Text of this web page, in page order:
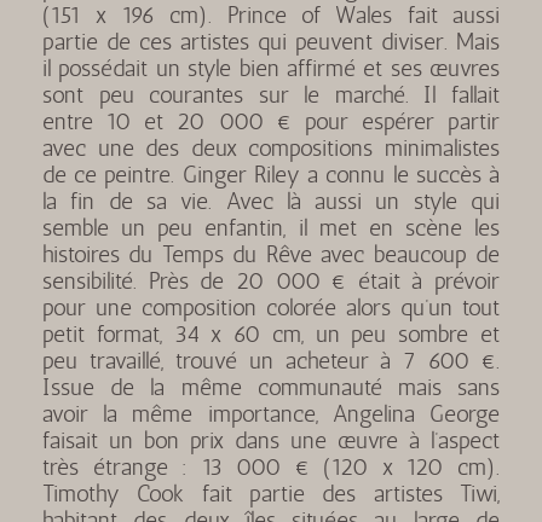
(151 x 196 cm). Prince of Wales fait aussi
partie de ces artistes qui peuvent diviser. Mais
il possédait un style bien affirmé et ses œuvres
sont peu courantes sur le marché. Il fallait
entre 10 et 20 000 € pour espérer partir
avec une des deux compositions minimalistes
de ce peintre. Ginger Riley a connu le succès à
la fin de sa vie. Avec là aussi un style qui
semble un peu enfantin, il met en scène les
histoires du Temps du Rêve avec beaucoup de
sensibilité. Près de 20 000 € était à prévoir
pour une composition colorée alors qu’un tout
petit format, 34 x 60 cm, un peu sombre et
peu travaillé, trouvé un acheteur à 7 600 €.
Issue de la même communauté mais sans
avoir la même importance, Angelina George
faisait un bon prix dans une œuvre à l’aspect
très étrange : 13 000 € (120 x 120 cm).
Timothy Cook fait partie des artistes Tiwi,